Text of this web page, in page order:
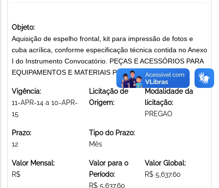
Objeto:
Aquisição de espelho frontal, kit para impressão de fotos e
cuba acrílica, conforme especificação técnica contida no Anexo
I do Instrumento Convocatório. PEÇAS E ACESSÓRIOS PARA
EQUIPAMENTOS E MATERIAIS PERMANENTES
Vigência:
11-APR-14 a 10-APR-
15
Licitação de
Origem:
Modalidade da
licitação:
PREGAO
Prazo:
12
Tipo do Prazo:
Mês
Valor Mensal:
R$
Valor para o
Período:
R$ 5,637.60
Valor Global:
R$ 5,637.60